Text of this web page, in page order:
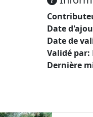
Date
Date de
Validé par:
Dernière